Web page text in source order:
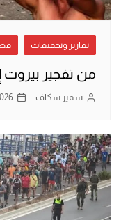
تقارير وتحقيقات
من تفجير بيروت
سمير سكاف